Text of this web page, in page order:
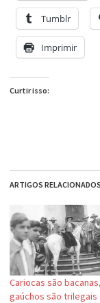
Tumblr
Imprimir
Curtir isso:
ARTIGOS RELACIONADOS
Cariocas são
gaúchos são trilegais